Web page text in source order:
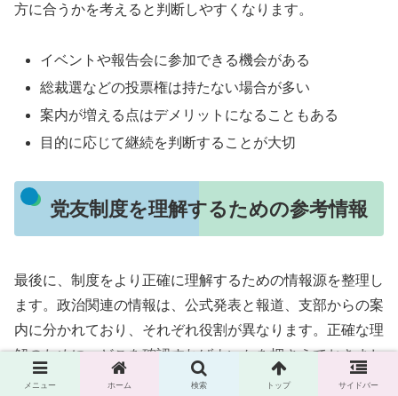
方に合うかを考えると判断しやすくなります。
イベントや報告会に参加できる機会がある
総裁選などの投票権は持たない場合が多い
案内が増える点はデメリットになることもある
目的に応じて継続を判断することが大切
党友制度を理解するための参考情報
最後に、制度をより正確に理解するための情報源を整理し
ます。政治関連の情報は、公式発表と報道、支部からの案
内に分かれており、それぞれ役割が異なります。正確な理
解のために、どこを確認すればよいかを押さえておきまし
ょう。
メニュー ホーム 検索 トップ サイドバー